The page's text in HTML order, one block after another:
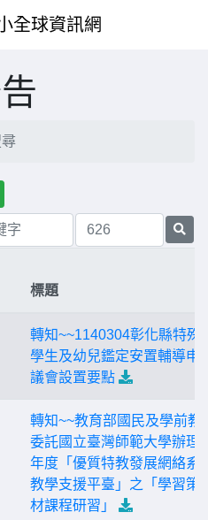
全球資訊網
標題
轉知~~1140304彰化縣特殊
學生及幼兒鑑定安置輔導申
議會設置要點
轉知~~教育部國民及學前教
委託國立臺灣師範大學辦理
年度「優質特教發展網絡系
教學支援平臺」之「學習策
材課程研習」